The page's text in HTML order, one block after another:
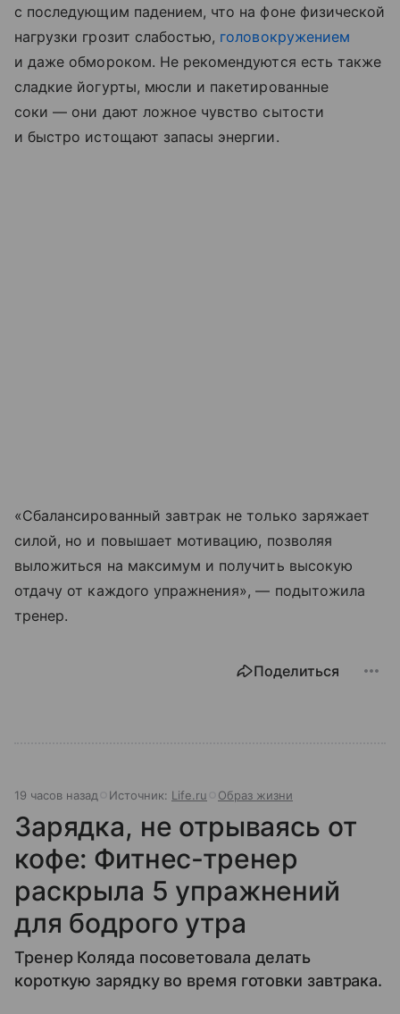
с последующим падением, что на фоне физической
нагрузки грозит слабостью, головокружением
и даже обмороком. Не рекомендуются есть также
сладкие йогурты, мюсли и пакетированные
соки — они дают ложное чувство сытости
и быстро истощают запасы энергии.
«Сбалансированный завтрак не только заряжает
силой, но и повышает мотивацию, позволяя
выложиться на максимум и получить высокую
отдачу от каждого упражнения», — подытожила
тренер.
Поделиться
19 часов назад Источник: Life.ru Образ жизни
Зарядка, не отрываясь от
кофе: Фитнес-тренер
раскрыла 5 упражнений
для бодрого утра
Тренер Коляда посоветовала делать
короткую зарядку во время готовки завтрака.